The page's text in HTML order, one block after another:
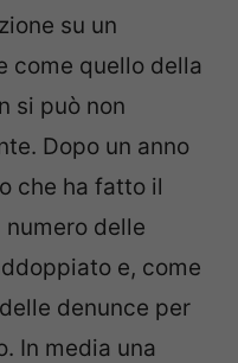
su un
come quello della
si può non
Dopo un anno
che ha fatto il
delle
e, come
denunce per
In media una